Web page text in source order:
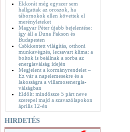
Ekkorát még egyszer sem
hallgattak az oroszok, ha
tábornokok ellen követtek el
merényleteket
Magyar Péter újabb bejelentése:
így áll a Duna Pakson és
Budapesten
Csökkentett világítás, otthoni
munkavégzés, lecsavart klíma: a
boltok is beállnak a sorba az
energiaválság idején
Megjelent a kormányrendelet –
Ez vár a napelemesekre és a
lakosságra a villamosenergia-
válságban
Eldőlt: mindössze 5 párt neve
szerepel majd a szavazólapokon
április 12-én
HIRDETÉS